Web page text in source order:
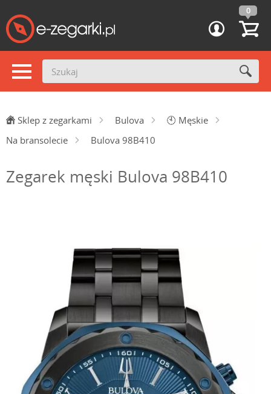
0
Sklep z zegarkami Bulova 🕙 Męskie
Na bransolecie
Bulova 98B410
Zegarek męski Bulova 98B410